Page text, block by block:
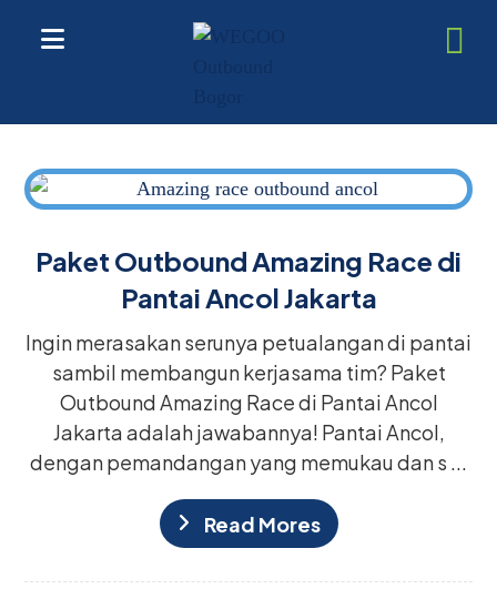
Paket Outbound Amazing Race di
Pantai Ancol Jakarta
Ingin merasakan serunya petualangan di pantai
sambil membangun kerjasama tim? Paket
Outbound Amazing Race di Pantai Ancol
Jakarta adalah jawabannya! Pantai Ancol,
dengan pemandangan yang memukau dan s ...
Read Mores